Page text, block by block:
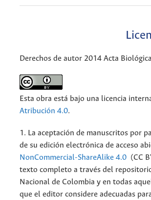
Derechos de autor 2014 Acta
Esta obra está bajo una licencia
Atribución 4.0.
1. La aceptación de manuscritos por
de su edición electrónica de acceso
NonCommercial-ShareAlike 4.0 (CC
texto completo a través del
Nacional de Colombia y en todas
que el editor considere adecuadas